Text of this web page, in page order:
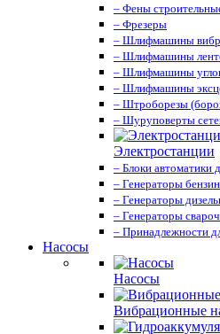
– Фены
– Фрезеры
– Шлифмашины
– Шлифмашины
– Шлифмашины
– Шлифмашины
– Штроборезы
– Шуруповерты
Электростанции
– Блоки автоматики
– Генераторы
– Генераторы
– Генераторы
– Принадлежности
Насосы
Насосы
Вибрационные